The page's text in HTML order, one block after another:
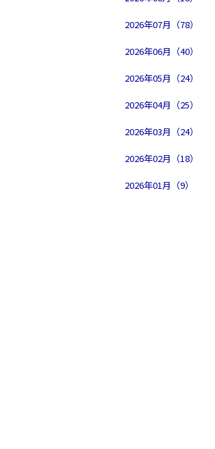
2026年07月（78）
2026年06月（40）
2026年05月（24）
2026年04月（25）
2026年03月（24）
2026年02月（18）
2026年01月（9）